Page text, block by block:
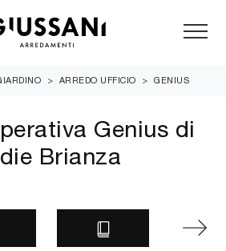
> ARREDO UFFICIO > GENIUS
Genius di
Brianza